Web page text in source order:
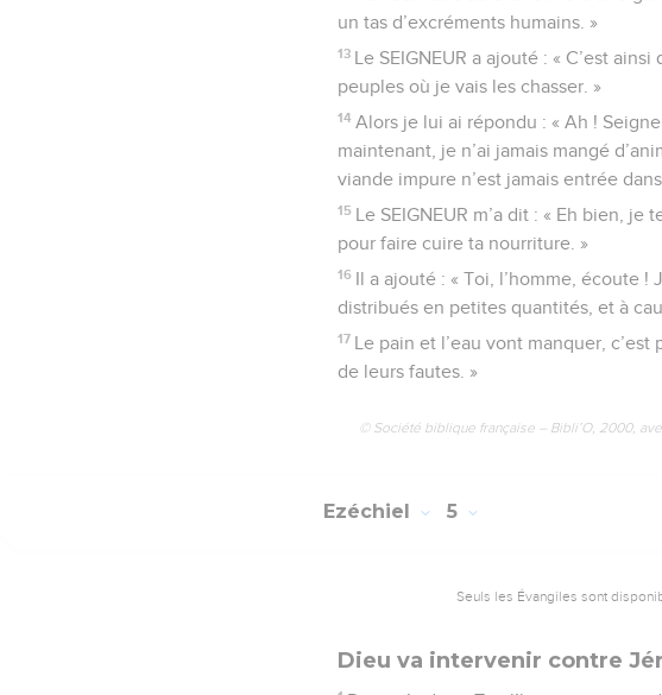
un tas d’excréments humains. »
13 Le SEIGNEUR a ajouté : « C’est
peuples où je vais les chasser. »
14 Alors je lui ai répondu : « Ah !
maintenant, je n’ai jamais mangé
viande impure n’est jamais entrée
15 Le SEIGNEUR m’a dit : « Eh bien,
pour faire cuire ta nourriture. »
16 Il a ajouté : « Toi, l’homme, écoute !
distribués en petites quantités, et à
17 Le pain et l’eau vont manquer,
de leurs fautes. »
© Société biblique française – Bibli’O, 2000,
Ezéchiel 5
Seuls les Évangiles sont
Dieu va intervenir contre